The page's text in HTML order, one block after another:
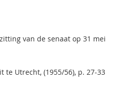
van de senaat op 31 mei
te Utrecht, (1955/56), p. 27-33